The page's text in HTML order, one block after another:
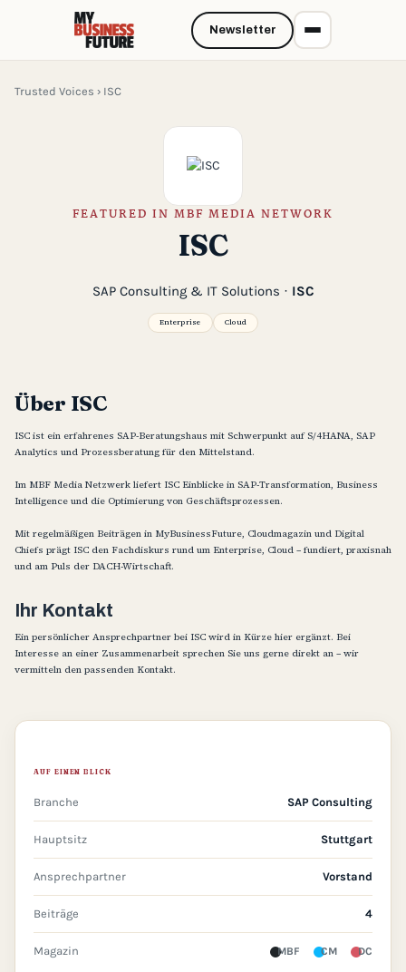
Trusted Voices › ISC
FEATURED IN MBF MEDIA NETWORK
ISC
SAP Consulting & IT Solutions · ISC
Enterprise Cloud
Über ISC
ISC ist ein erfahrenes SAP-Beratungshaus mit Schwerpunkt auf S/4HANA, SAP
Analytics und Prozessberatung für den Mittelstand.
Im MBF Media Netzwerk liefert ISC Einblicke in SAP-Transformation, Business
Intelligence und die Optimierung von Geschäftsprozessen.
Mit regelmäßigen Beiträgen in MyBusinessFuture, Cloudmagazin und Digital
Chiefs prägt ISC den Fachdiskurs rund um Enterprise, Cloud – fundiert, praxisnah
und am Puls der DACH-Wirtschaft.
Ihr Kontakt
Ein persönlicher Ansprechpartner bei ISC wird in Kürze hier ergänzt. Bei
Interesse an einer Zusammenarbeit sprechen Sie uns gerne direkt an – wir
vermitteln den passenden Kontakt.
AUF EINEN BLICK
Branche SAP Consulting
Hauptsitz Stuttgart
Ansprechpartner Vorstand
Beiträge 4
Magazin MBF CM DC
Newsletter